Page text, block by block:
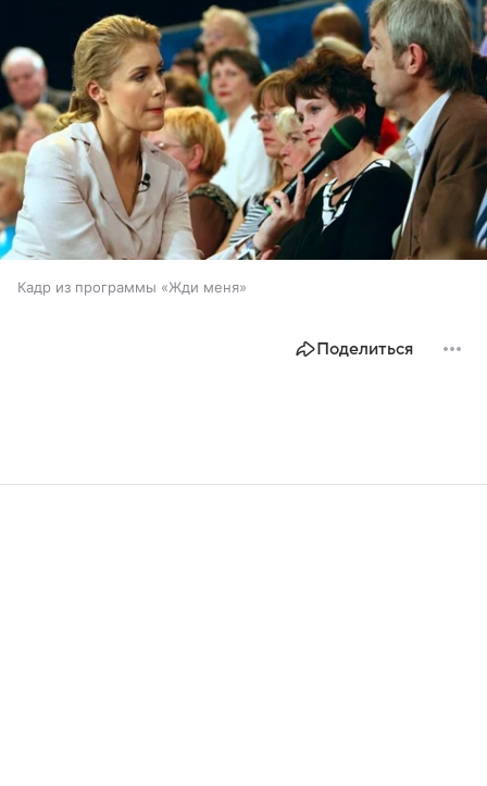
Кадр из программы «Жди меня»
Поделиться